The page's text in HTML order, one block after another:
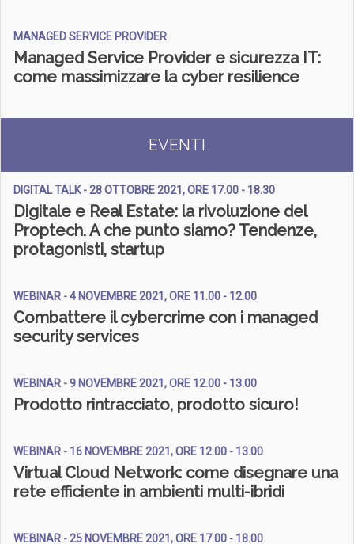
MANAGED SERVICE PROVIDER
Managed Service Provider e sicurezza IT:
come massimizzare la cyber resilience
EVENTI
DIGITAL TALK - 28 OTTOBRE 2021, ORE 17.00 - 18.30
Digitale e Real Estate: la rivoluzione del
Proptech. A che punto siamo? Tendenze,
protagonisti, startup
WEBINAR - 4 NOVEMBRE 2021, ORE 11.00 - 12.00
Combattere il cybercrime con i managed
security services
WEBINAR - 9 NOVEMBRE 2021, ORE 12.00 - 13.00
Prodotto rintracciato, prodotto sicuro!
WEBINAR - 16 NOVEMBRE 2021, ORE 12.00 - 13.00
Virtual Cloud Network: come disegnare una
rete efficiente in ambienti multi-ibridi
WEBINAR - 25 NOVEMBRE 2021, ORE 17.00 - 18.00